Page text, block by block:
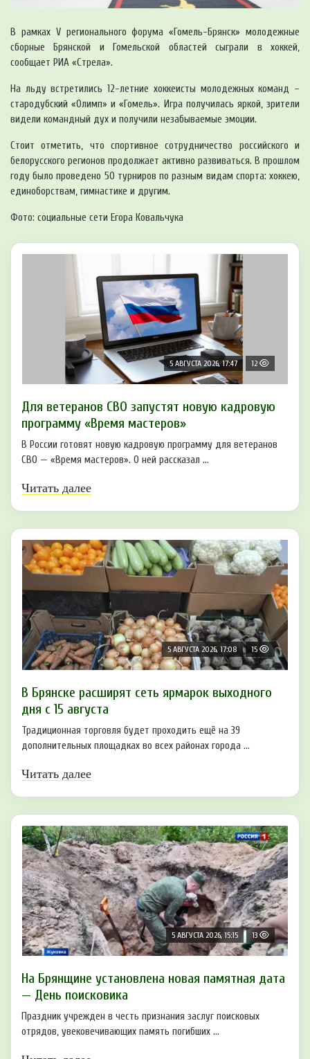
В рамках V регионального форума «Гомель-Брянск» молодежные
сборные Брянской и Гомельской областей сыграли в хоккей,
сообщает РИА «Стрела».
На льду встретились 12-летние хоккеисты молодежных команд –
стародубский «Олимп» и «Гомель». Игра получилась яркой, зрители
видели командный дух и получили незабываемые эмоции.
Стоит отметить, что спортивное сотрудничество российского и
белорусского регионов продолжает активно развиваться. В прошлом
году было проведено 50 турниров по разным видам спорта: хоккею,
единоборствам, гимнастике и другим.
Фото: социальные сети Егора Ковальчука
5 АВГУСТА 2026, 17:47 12
Для ветеранов СВО запустят новую кадровую
программу «Время мастеров»
В России готовят новую кадровую программу для ветеранов
СВО — «Время мастеров». О ней рассказал ...
Читать далее
5 АВГУСТА 2026, 17:08 15
В Брянске расширят сеть ярмарок выходного
дня с 15 августа
Традиционная торговля будет проходить ещё на 39
дополнительных площадках во всех районах города ...
Читать далее
5 АВГУСТА 2026, 15:15 13
На Брянщине установлена новая памятная дата
— День поисковика
Праздник учрежден в честь признания заслуг поисковых
отрядов, увековечивающих память погибших ...